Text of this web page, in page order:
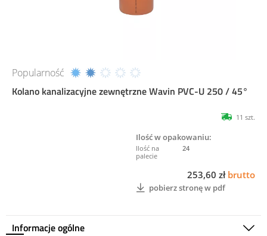
Popularność
Kolano kanalizacyjne zewnętrzne Wavin PVC-U 250 / 45°
Informacje ogólne
11 szt.
Ilość w opakowaniu:
24
253,60 zł brutto
pobierz stronę w pdf